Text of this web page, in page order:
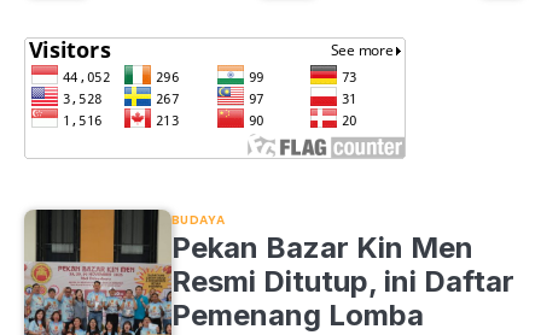
BUDAYA
Pekan Bazar Kin Men
Resmi Ditutup, ini Daftar
Pemenang Lomba